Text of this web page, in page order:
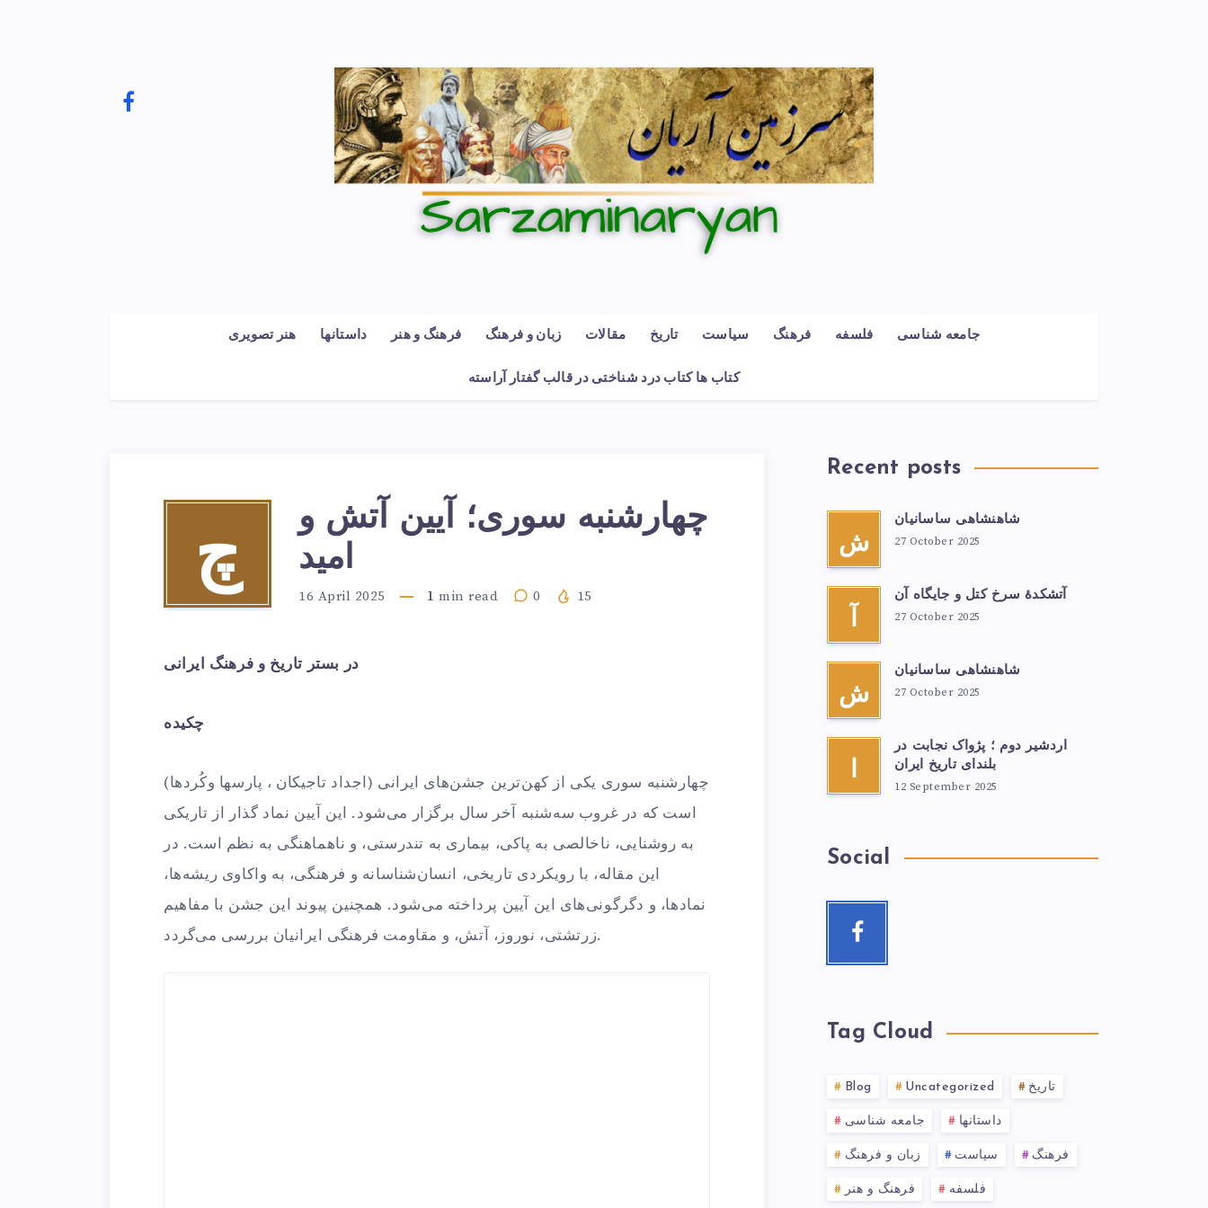
هنر تصویری داستانها فرهنگ و هنر زبان و فرهنگ مقالات تاریخ سیاست فرهنگ فلسفه جامعه شناسی
کتاب ها کتاب درد شناختی در قالب گفتار آراسته
چ
چهارشنبه ‌سوری؛ آیین آتش و
امید
16 April 2025 1 min read 0 15
در بستر تاریخ و فرهنگ ایرانی
چکیده
چهارشنبه ‌سوری یکی از کهن‌ترین جشن‌های ایرانی (اجداد تاجیکان ، پارسها وکُردها)
است که در غروب سه‌شنبه آخر سال برگزار می‌شود. این آیین نماد گذار از تاریکی
به روشنایی، ناخالصی به پاکی، بیماری به تندرستی، و ناهماهنگی به نظم است. در
این مقاله، با رویکردی تاریخی، انسان‌شناسانه و فرهنگی، به واکاوی ریشه‌ها،
نمادها، و دگرگونی‌های این آیین پرداخته می‌شود. همچنین پیوند این جشن با مفاهیم
زرتشتی، نوروز، آتش، و مقاومت فرهنگی ایرانیان بررسی می‌گردد.
Recent posts
ش
شاهنشاهی ساسانیان
27 October 2025
آ
آتشكدهٔ سرخ‌ کتل و جایگاه آن
27 October 2025
ش
شاهنشاهی ساسانیان
27 October 2025
ا
اردشیر دوم ؛ پژواک نجابت در
بلندای تاریخ ایران
12 September 2025
Social
Tag Cloud
Blog Uncategorized تاریخ
جامعه شناسی داستانها
زبان و فرهنگ سیاست فرهنگ
فرهنگ و هنر فلسفه